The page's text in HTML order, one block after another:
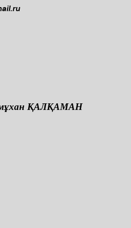
ҚАЛҚАМАН